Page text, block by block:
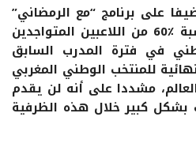
على برنامج “مع الرمضاني”
على القناة الثانية، إن نسبة ٪60 من اللاعبين المتواجدين
في فترة المدرب السابق
للمنتخب الوطني المغربي
مشددا على أنه لن يقدم
بشكل كبير خلال هذه الظرفية